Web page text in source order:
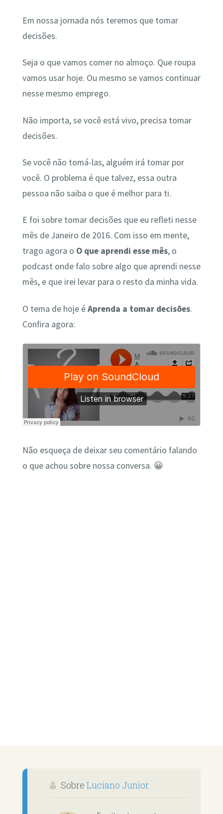
Em nossa jornada nós teremos que tomar
decisões.
Seja o que vamos comer no almoço. Que roupa
vamos usar hoje. Ou mesmo se vamos continuar
nesse mesmo emprego.
Não importa, se você está vivo, precisa tomar
decisões.
Se você não tomá-las, alguém irá tomar por
você. O problema é que talvez, essa outra
pessoa não saiba o que é melhor para ti.
E foi sobre tomar decisões que eu refleti nesse
mês de Janeiro de 2016. Com isso em mente,
trago agora o O que aprendi esse mês, o
podcast onde falo sobre algo que aprendi nesse
mês, e que irei levar para o resto da minha vida.
O tema de hoje éAprenda a tomar decisões.
Confira agora:
Não esqueça de deixar seu comentário falando
o que achou sobre nossa conversa. 😀
Sobre Luciano Junior